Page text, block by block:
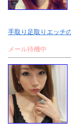
手取り足取りエッチ
メール待機中